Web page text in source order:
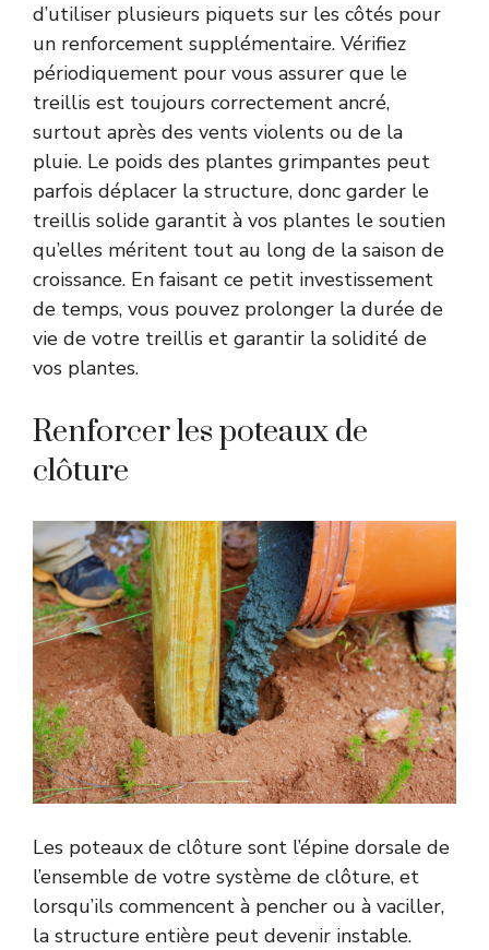
d’utiliser plusieurs piquets sur les côtés pour
un renforcement supplémentaire. Vérifiez
périodiquement pour vous assurer que le
treillis est toujours correctement ancré,
surtout après des vents violents ou de la
pluie. Le poids des plantes grimpantes peut
parfois déplacer la structure, donc garder le
treillis solide garantit à vos plantes le soutien
qu’elles méritent tout au long de la saison de
croissance. En faisant ce petit investissement
de temps, vous pouvez prolonger la durée de
vie de votre treillis et garantir la solidité de
vos plantes.
Renforcer les poteaux de
clôture
Les poteaux de clôture sont l’épine dorsale de
l’ensemble de votre système de clôture, et
lorsqu’ils commencent à pencher ou à vaciller,
la structure entière peut devenir instable.